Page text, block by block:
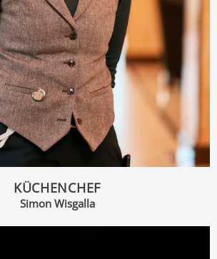
KÜCHENCHEF
Simon Wisgalla